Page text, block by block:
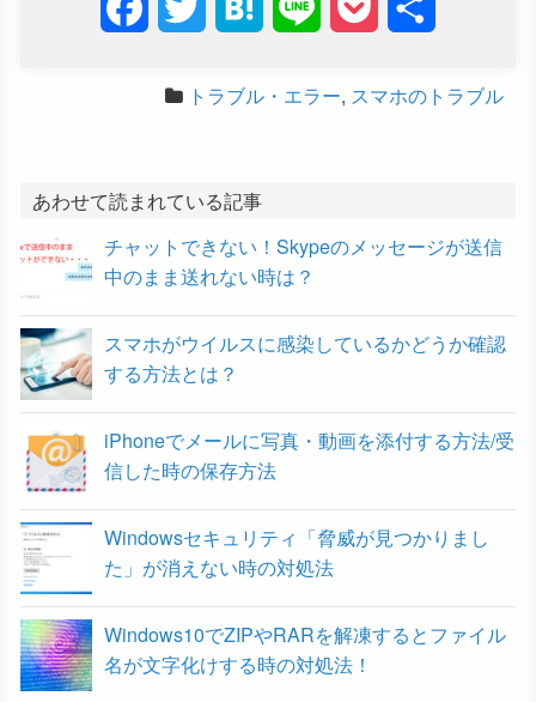
b
o
o
k
i
t
e
t
a
n
c
t
トラブル・エラー, スマホのトラブル
あわせて読まれている記事
チャットできない！Skypeのメッセージが送信
中のまま送れない時は？
スマホがウイルスに感染しているかどうか確認
する方法とは？
iPhoneでメールに写真・動画を添付する方法/受
信した時の保存方法
Windowsセキュリティ「脅威が見つかりまし
た」が消えない時の対処法
Windows10でZIPやRARを解凍するとファイル
名が文字化けする時の対処法！